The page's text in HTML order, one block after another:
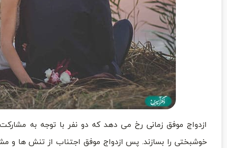
ازدواج موفق زمانی رخ می دهد که دو نفر با توجه به
خوشبختی را بسازند. پس ازدواج موفق اجتناب از تنش ها و